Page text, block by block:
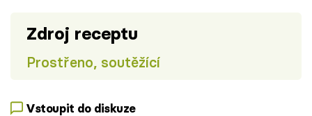
Zdroj receptu
Prostřeno, soutěžící
Vstoupit do diskuze